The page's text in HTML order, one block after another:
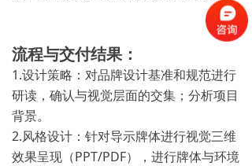
流程与交付结果：
1.设计策略：对品牌设计基准和规范进行
研读，确认与视觉层面的交集；分析项目
背景。
2.风格设计：针对导示牌体进行视觉三维
效果呈现（PPT/PDF），进行牌体与环境